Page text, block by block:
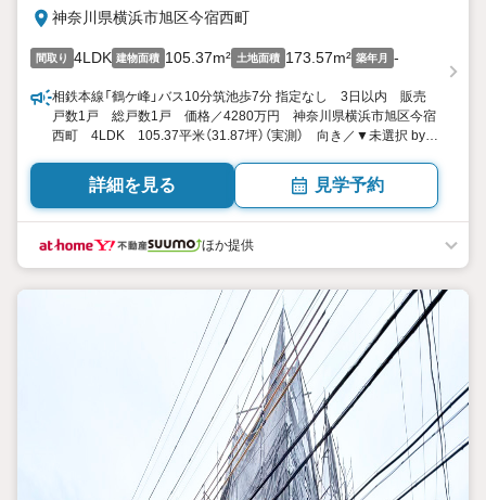
神奈川県横浜市旭区今宿西町
間取り 4LDK 建物面積 105.37m² 土地面積 173.57m² 築年月 -
相鉄本線「鶴ケ峰」バス10分筑池歩7分 指定なし 3日以内 販売
戸数1戸 総戸数1戸 価格／4280万円 神奈川県横浜市旭区今宿
西町 4LDK 105.37平米（31.87坪）（実測） 向き／▼未選択 by
詳細を見る 見学予約
ほか提供